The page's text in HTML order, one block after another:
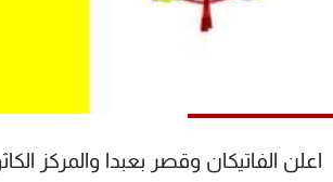
اعلن الفاتيكان وقصر بعبدا والمركز
شاهد البرامج
الترددات